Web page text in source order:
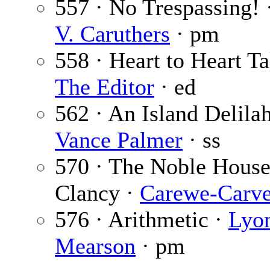
557 · No Trespassing!
V. Caruthers · pm
558 · Heart to Heart
The Editor · ed
562 · An Island
Vance Palmer · ss
570 · The Noble
Clancy · Carewe-
576 · Arithmetic ·
Mearson · pm